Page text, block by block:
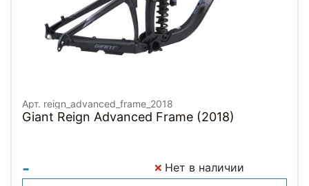
Арт. reign_advanced_frame_2018
Giant Reign Advanced Frame (2018)
-
Нет в наличии